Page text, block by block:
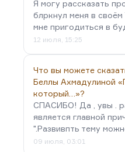
Я могу рассказать
блркнул меня в своём
мне пригодиться в
12 июля, 15:25
Что вы можете
Беллы Ахмадулиной
который…»?
СПАСИБО! Да , увы .
является главной
".Развивпть тему
09 июля, 03:01